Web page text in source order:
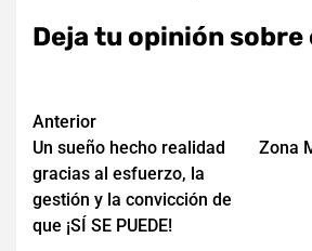
Deja tu opinión sobre
Navegación
de
entradas
Anterior
Un sueño hecho realidad
gracias al esfuerzo, la
gestión y la convicción de
que ¡SÍ SE PUEDE!
Zona